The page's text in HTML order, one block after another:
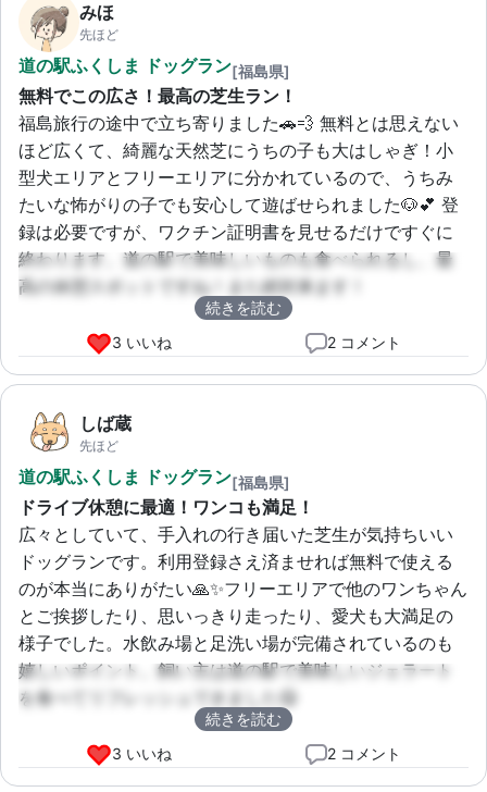
みほ
先ほど
道の駅ふくしま ドッグラン[福島県]
無料でこの広さ！最高の芝生ラン！
福島旅行の途中で立ち寄りました🚗💨 無料とは思えない
ほど広くて、綺麗な天然芝にうちの子も大はしゃぎ！小
型犬エリアとフリーエリアに分かれているので、うちみ
たいな怖がりの子でも安心して遊ばせられました🐶💕 登
録は必要ですが、ワクチン証明書を見せるだけですぐに
終わります。道の駅で美味しいものも食べられるし、最
高の休憩スポットですね！また絶対来ます！
続きを読む
3 いいね
2 コメント
しば蔵
先ほど
道の駅ふくしま ドッグラン[福島県]
ドライブ休憩に最適！ワンコも満足！
広々としていて、手入れの行き届いた芝生が気持ちいい
ドッグランです。利用登録さえ済ませれば無料で使える
のが本当にありがたい🙏✨フリーエリアで他のワンちゃん
とご挨拶したり、思いっきり走ったり、愛犬も大満足の
様子でした。水飲み場と足洗い場が完備されているのも
嬉しいポイント。飼い主は道の駅で美味しいジェラート
を食べてリフレッシュできました😋
続きを読む
3 いいね
2 コメント